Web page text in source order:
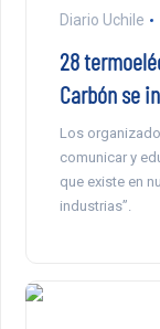
Diario Uchile
28
Carbón se
Los
comunicar y
que existe en
industrias”.